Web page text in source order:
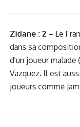
Zidane : 2 – Le
dans sa
d'un joueur malade
Vazquez. Il est
joueurs comme